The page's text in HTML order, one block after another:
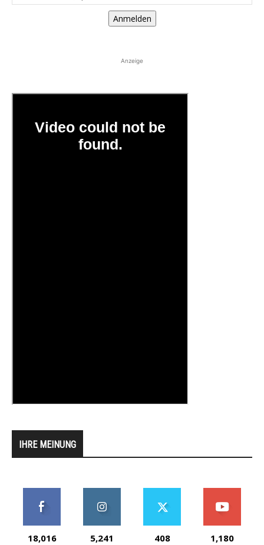
Anmelden
Anzeige
IHRE MEINUNG
18,016 5,241 408 1,180